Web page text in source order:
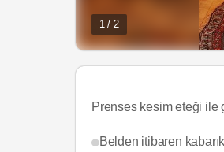
1 / 2
Prenses kesim eteği ile
Belden itibaren